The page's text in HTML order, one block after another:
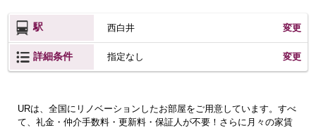
駅 西白井 変更
詳細条件 指定なし 変更
URは、全国にリノベーションしたお部屋をご用意しています。すべ
て、礼金・仲介手数料・更新料・保証人が不要！さらに月々の家賃